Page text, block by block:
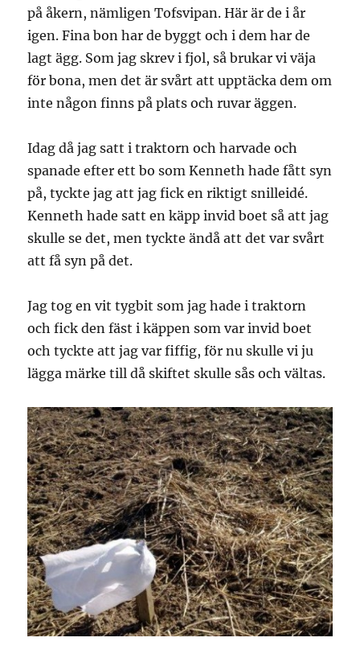
på åkern, nämligen Tofsvipan. Här är de i år
igen. Fina bon har de byggt och i dem har de
lagt ägg. Som jag skrev i fjol, så brukar vi väja
för bona, men det är svårt att upptäcka dem om
inte någon finns på plats och ruvar äggen.
Idag då jag satt i traktorn och harvade och
spanade efter ett bo som Kenneth hade fått syn
på, tyckte jag att jag fick en riktigt snilleidé.
Kenneth hade satt en käpp invid boet så att jag
skulle se det, men tyckte ändå att det var svårt
att få syn på det.
Jag tog en vit tygbit som jag hade i traktorn
och fick den fäst i käppen som var invid boet
och tyckte att jag var fiffig, för nu skulle vi ju
lägga märke till då skiftet skulle sås och vältas.